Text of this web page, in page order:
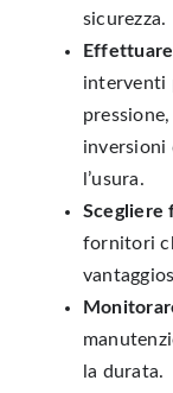
sicurezza.
interventi
inversioni
l’usura.
Scegliere
fornitori
la durata.